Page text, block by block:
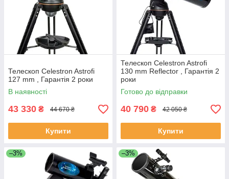
Телескоп Celestron Astrofi
127 mm , Гарантія 2 роки
В наявності
43 330 ₴ 44 670 ₴
Купити
Телескоп Celestron Astrofi
130 mm Reflector , Гарантія 2
роки
Готово до відправки
40 790 ₴ 42 050 ₴
Купити
–3% –3%